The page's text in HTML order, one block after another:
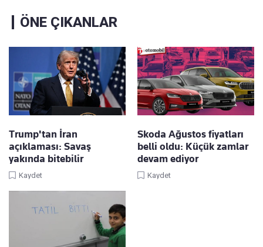
ÖNE ÇIKANLAR
Trump'tan İran
açıklaması: Savaş
yakında bitebilir
Kaydet
Skoda Ağustos fiyatları
belli oldu: Küçük zamlar
devam ediyor
Kaydet